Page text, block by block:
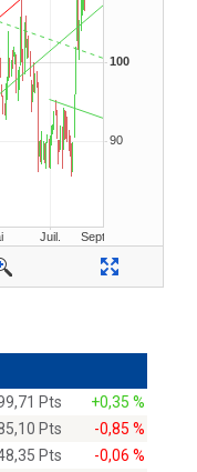
Pts
+0,35 %
Pts
-0,85 %
Pts
-0,06 %